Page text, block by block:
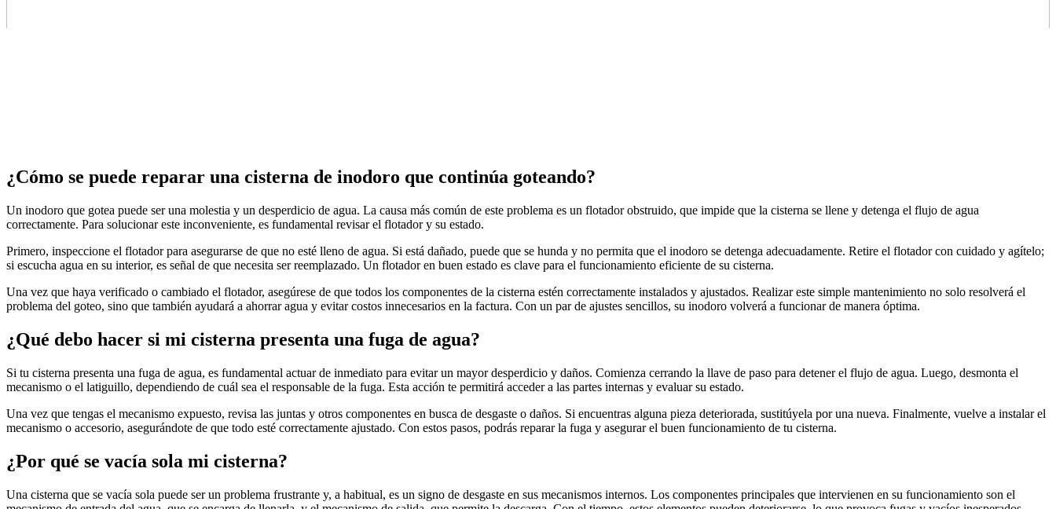
¿Cómo se puede reparar una cisterna de inodoro que continúa goteando?
Un inodoro que gotea puede ser una molestia y un desperdicio de agua. La causa más común de este problema es un flotador obstruido, que impide que la cisterna se llene y detenga el flujo de agua
correctamente. Para solucionar este inconveniente, es fundamental revisar el flotador y su estado.
Primero, inspeccione el flotador para asegurarse de que no esté lleno de agua. Si está dañado, puede que se hunda y no permita que el inodoro se detenga adecuadamente. Retire el flotador con cuidado y agítelo;
si escucha agua en su interior, es señal de que necesita ser reemplazado. Un flotador en buen estado es clave para el funcionamiento eficiente de su cisterna.
Una vez que haya verificado o cambiado el flotador, asegúrese de que todos los componentes de la cisterna estén correctamente instalados y ajustados. Realizar este simple mantenimiento no solo resolverá el
problema del goteo, sino que también ayudará a ahorrar agua y evitar costos innecesarios en la factura. Con un par de ajustes sencillos, su inodoro volverá a funcionar de manera óptima.
¿Qué debo hacer si mi cisterna presenta una fuga de agua?
Si tu cisterna presenta una fuga de agua, es fundamental actuar de inmediato para evitar un mayor desperdicio y daños. Comienza cerrando la llave de paso para detener el flujo de agua. Luego, desmonta el
mecanismo o el latiguillo, dependiendo de cuál sea el responsable de la fuga. Esta acción te permitirá acceder a las partes internas y evaluar su estado.
Una vez que tengas el mecanismo expuesto, revisa las juntas y otros componentes en busca de desgaste o daños. Si encuentras alguna pieza deteriorada, sustitúyela por una nueva. Finalmente, vuelve a instalar el
mecanismo o accesorio, asegurándote de que todo esté correctamente ajustado. Con estos pasos, podrás reparar la fuga y asegurar el buen funcionamiento de tu cisterna.
¿Por qué se vacía sola mi cisterna?
Una cisterna que se vacía sola puede ser un problema frustrante y, a habitual, es un signo de desgaste en sus mecanismos internos. Los componentes principales que intervienen en su funcionamiento son el